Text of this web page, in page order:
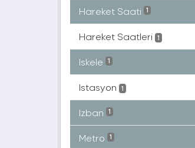
Hareket Saati 1
Hareket Saatleri 1
Iskele 1
Istasyon 1
Izban 1
Metro 1